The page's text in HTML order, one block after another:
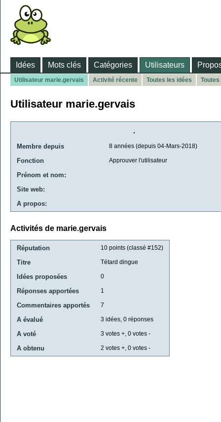
Idées Mots clés Catégories Utilisateurs
Utilisateur marie.gervais Activité récente Toutes les idées
Utilisateur marie.gervais
Membre depuis 8 années (depuis 04-Mars-2018)
Fonction Approuver l'utilisateur
Prénom et nom:
Site web:
A propos:
Activités de marie.gervais
Réputation 10 points (classé #152)
Titre Tétard dingue
Idées proposées 0
Réponses apportées 1
Commentaires apportés 7
A évalué 3 idées, 0 réponses
A voté 3 votes +, 0 votes -
A obtenu 2 votes +, 0 votes -